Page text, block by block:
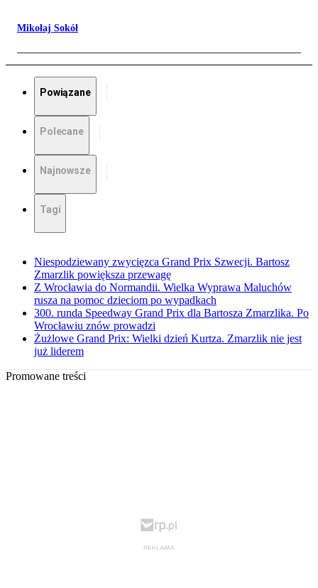
Mikołaj Sokół
Powiązane
Polecane
Najnowsze
Tagi
Niespodziewany zwycięzca Grand Prix Szwecji. Bartosz
Zmarzlik powiększa przewagę
Z Wrocławia do Normandii. Wielka Wyprawa Maluchów
rusza na pomoc dzieciom po wypadkach
300. runda Speedway Grand Prix dla Bartosza Zmarzlika. Po
Wrocławiu znów prowadzi
Żużlowe Grand Prix: Wielki dzień Kurtza. Zmarzlik nie jest
już liderem
Promowane treści